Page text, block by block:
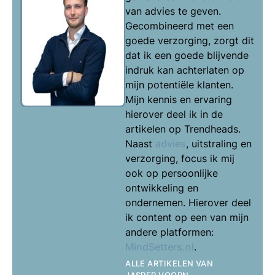
van advies te geven.
Gecombineerd met een
goede verzorging, zorgt dit
dat ik een goede blijvende
indruk kan achterlaten op
mijn potentiële klanten.
Mijn kennis en ervaring
hierover deel ik in de
artikelen op Trendheads.
Naast advies, uitstraling en
verzorging, focus ik mij
ook op persoonlijke
ontwikkeling en
ondernemen. Hierover deel
ik content op een van mijn
andere platformen:
MindSetters.nl .
ALLE ARTIKELEN VAN